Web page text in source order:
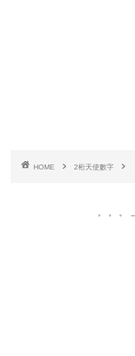
HOME 2桁天使數字